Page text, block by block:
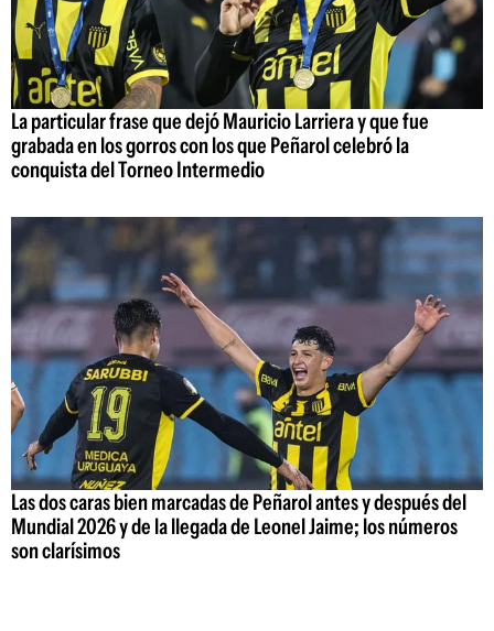
La particular frase que dejó Mauricio Larriera y que fue
grabada en los gorros con los que Peñarol celebró la
conquista del Torneo Intermedio
Las dos caras bien marcadas de Peñarol antes y después del
Mundial 2026 y de la llegada de Leonel Jaime; los números
son clarísimos